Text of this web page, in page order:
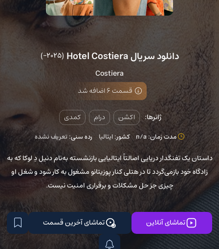
دانلود سریال Hotel Costiera (2025–)
Costiera
قسمت 6 اضافه شد
ژانرها: اکشن درام کمدی
مدت زمان: n/a کشور:ایتالیا رده سنی:تعریف نشده
داستان یک تفنگدار دریایی اصالتاً ایتالیایی بازنشسته به‌نام دنیل دِ لوکا که به
زادگاه خود بازمی‌گردد تا در هتلی کنار پوزیتانو مشغول به کار شود و شغل او
چیزی جز حل مشکلات و برقراری امنیت نیست.
تماشای آنلاین تماشای آخرین قسمت